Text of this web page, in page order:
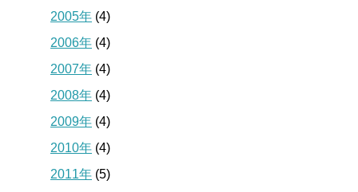
2005年 (4)
2006年 (4)
2007年 (4)
2008年 (4)
2009年 (4)
2010年 (4)
2011年 (5)